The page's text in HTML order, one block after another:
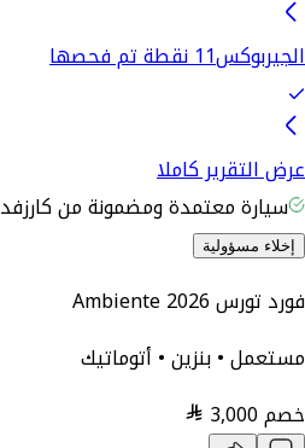
الجيربوكس11 نقطة تم فحصها
عرض التقرير كاملا
سيارة معتمدة ومضمونة من كارزفد
إخلاء مسؤولية
فورد تورس Ambiente 2026
مستعمل • بنزين • أتوماتيك
خصم3,000